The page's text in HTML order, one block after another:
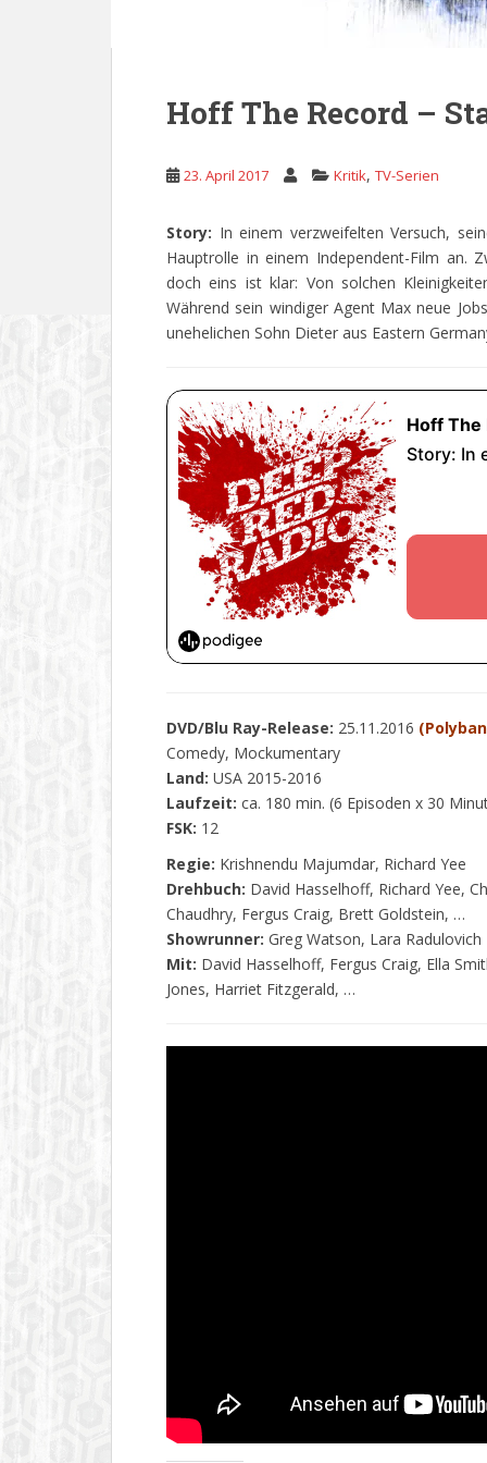
Hoff The Record –
23. April 2017 Kritik, TV-Serien
Story: In einem verzweifelten Versuch,
Hauptrolle in einem Independent-Film an.
doch eins ist klar: Von solchen
Während sein windiger Agent Max neue
unehelichen Sohn Dieter aus Eastern
DVD/Blu Ray-Release: 25.11.2016
Comedy, Mockumentary
Land: USA 2015-2016
Laufzeit: ca. 180 min. (6 Episoden x 30
FSK: 12
Regie: Krishnendu Majumdar, Richard Yee
Drehbuch: David Hasselhoff, Richard Yee,
Chaudhry, Fergus Craig, Brett Goldstein, …
Showrunner: Greg Watson, Lara Radulovich
Mit: David Hasselhoff, Fergus Craig, Ella
Jones, Harriet Fitzgerald, …